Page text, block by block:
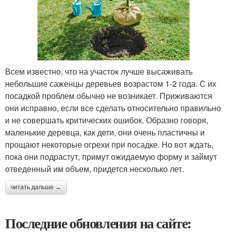
Всем известно, что на участок лучше высаживать
небольшие саженцы деревьев возрастом 1-2 года. С их
посадкой проблем обычно не возникает. Приживаются
они исправно, если все сделать относительно правильно
и не совершать критических ошибок. Образно говоря,
маленькие деревца, как дети, они очень пластичны и
прощают некоторые огрехи при посадке. Но вот ждать,
пока они подрастут, примут ожидаемую форму и займут
отведенный им объем, придется несколько лет.
читать дальше →
Последние обновления на сайте: